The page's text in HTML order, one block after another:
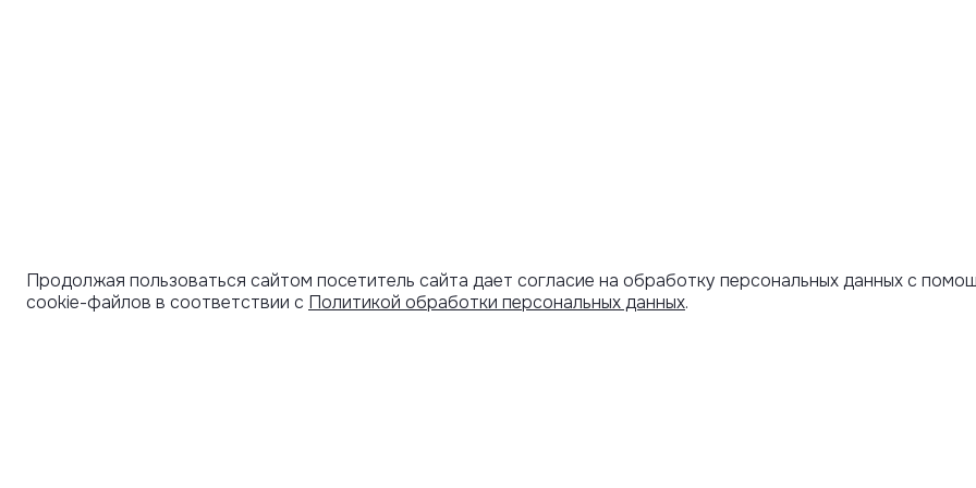
Продолжая пользоваться сайтом посетитель сайта дает согласие на обработку персональных данных с
cookie-файлов в соответствии с Политикой обработки персональных данных.